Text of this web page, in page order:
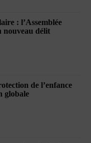
: l’Assemblée
nouveau délit
de l’enfance
globale